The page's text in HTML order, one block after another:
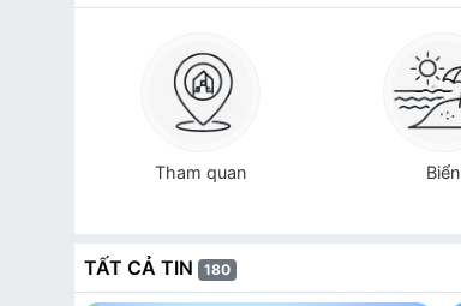
Tham quan Biển
TẤT CẢ TIN 180